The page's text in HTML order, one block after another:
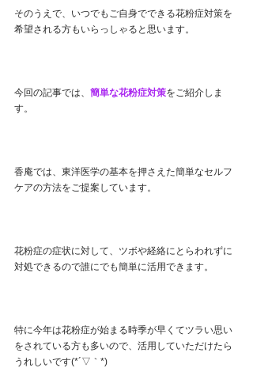
そのうえで、いつでもご自身でできる花粉症対策を
希望される方もいらっしゃると思います。
今回の記事では、 簡単な花粉症対策をご紹介しま
す。
香庵では、東洋医学の基本を押さえた簡単なセルフ
ケアの方法をご提案しています。
花粉症の症状に対して、ツボや経絡にとらわれずに
対処できるので誰にでも簡単に活用できます。
特に今年は花粉症が始まる時季が早くてツラい思い
をされている方も多いので、活用していただけたら
うれしいです(*´▽｀*)